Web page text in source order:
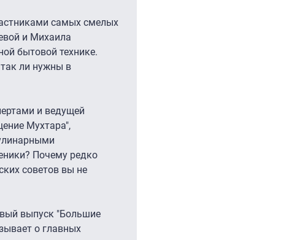
самых смелых
и Михаила
бытовой технике.
ли нужны в
и ведущей
Мухтара",
Почему редко
советов вы не
выпуск "Большие
о главных